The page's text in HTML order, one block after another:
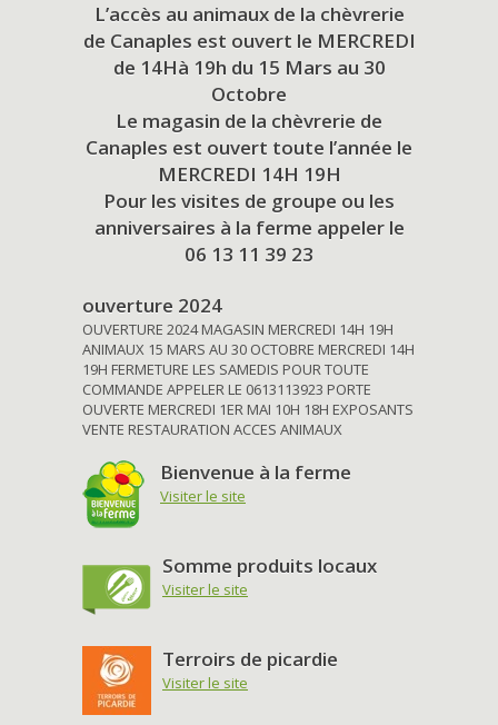
L’accès au animaux de la chèvrerie
de Canaples est ouvert le MERCREDI
de 14Hà 19h du 15 Mars au 30
Octobre
Le magasin de la chèvrerie de
Canaples est ouvert toute l’année le
MERCREDI 14H 19H
Pour les visites de groupe ou les
anniversaires à la ferme appeler le
06 13 11 39 23
ouverture 2024
OUVERTURE 2024 MAGASIN MERCREDI 14H 19H
ANIMAUX 15 MARS AU 30 OCTOBRE MERCREDI 14H
19H FERMETURE LES SAMEDIS POUR TOUTE
COMMANDE APPELER LE 0613113923 PORTE
OUVERTE MERCREDI 1ER MAI 10H 18H EXPOSANTS
VENTE RESTAURATION ACCES ANIMAUX
Bienvenue à la ferme
Visiter le site
Somme produits locaux
Visiter le site
Terroirs de picardie
Visiter le site